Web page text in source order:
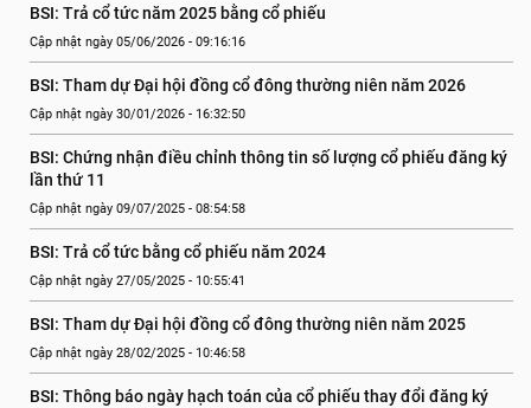
BSI: Trả cổ tức năm 2025 bằng cổ phiếu
Cập nhật ngày 05/06/2026 - 09:16:16
BSI: Tham dự Đại hội đồng cổ đông thường niên năm 2026
Cập nhật ngày 30/01/2026 - 16:32:50
BSI: Chứng nhận điều chỉnh thông tin số lượng cổ phiếu đăng ký
lần thứ 11
Cập nhật ngày 09/07/2025 - 08:54:58
BSI: Trả cổ tức bằng cổ phiếu năm 2024
Cập nhật ngày 27/05/2025 - 10:55:41
BSI: Tham dự Đại hội đồng cổ đông thường niên năm 2025
Cập nhật ngày 28/02/2025 - 10:46:58
BSI: Thông báo ngày hạch toán của cổ phiếu thay đổi đăng ký